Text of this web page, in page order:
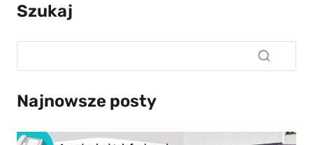
Szukaj
Najnowsze posty